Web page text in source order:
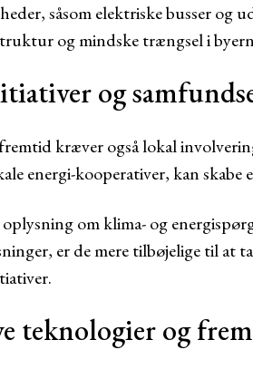
såsom elektriske busser og
og mindske trængsel i
og
kræver også lokal
energi-kooperativer, kan
om klima- og
er de mere tilbøjelige til at
teknologier og